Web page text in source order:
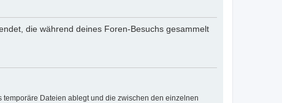
die während deines Foren-Besuchs gesammelt
Dateien ablegt und die zwischen den einzelnen